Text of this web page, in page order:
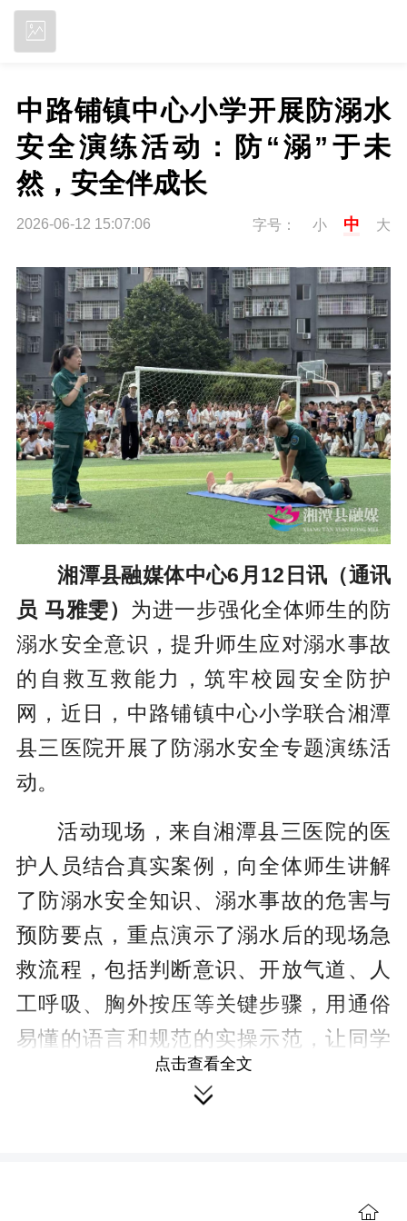
中路铺镇中心小学开展防溺水
安全演练活动：防“溺”于未
然，安全伴成长
2026-06-12 15:07:06 字号： 小 中 大
湘潭县融媒体中心6月12日讯 （通讯
员 马雅雯） 为进一步强化全体师生的防
溺水安全意识，提升师生应对溺水事故
的自救互救能力，筑牢校园安全防护
网，近日，中路铺镇中心小学联合湘潭
县三医院开展了防溺水安全专题演练活
动。
活动现场，来自湘潭县三医院的医
护人员结合真实案例，向全体师生讲解
了防溺水安全知识、溺水事故的危害与
预防要点，重点演示了溺水后的现场急
救流程，包括判断意识、开放气道、人
工呼吸、胸外按压等关键步骤，用通俗
易懂的语言和规范的实操示范，让同学
们直观掌握了心肺复苏的操作要领。现
场的同学们认真聆听、专注观看，不少
点击查看全文
